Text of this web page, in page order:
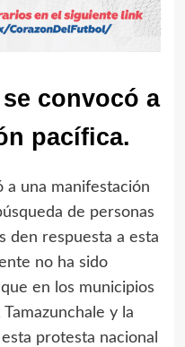
convocó a
pacífica.
a una manifestación
de personas
den respuesta a esta
no ha sido
en los municipios
y la
protesta nacional